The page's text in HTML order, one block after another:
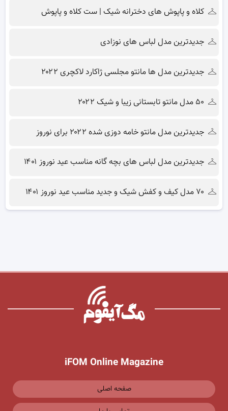
کلاه و پاپوش های دخترانه شیک | ست کلاه و پاپوش
جدیدترین مدل لباس های نوزادی
جدیدترین مدل ها مانتو مجلسی ژاکارد لاکچری ۲۰۲۲
۵۰ مدل مانتو تابستانی زیبا و شیک ۲۰۲۲
جدیدترین مدل مانتو خامه دوزی شده ۲۰۲۲ برای نوروز
جدیدترین مدل لباس های بچه گانه مناسب عید نوروز ۱۴۰۱
۷۰ مدل کیف و کفش شیک و جدید مناسب عید نوروز ۱۴۰۱
iFOM Online Magazine
صفحه اصلی